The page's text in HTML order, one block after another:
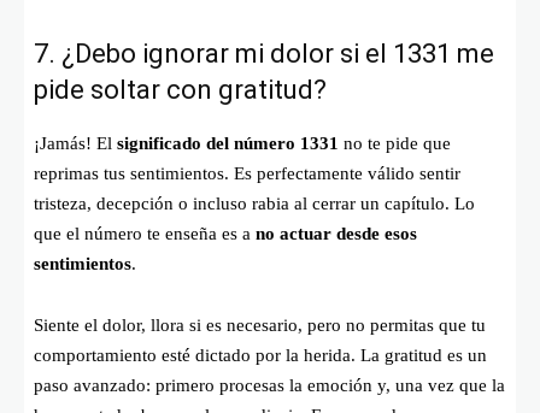
7. ¿Debo ignorar mi dolor si el 1331 me
pide soltar con gratitud?
¡Jamás! El significado del número 1331 no te pide que
reprimas tus sentimientos. Es perfectamente válido sentir
tristeza, decepción o incluso rabia al cerrar un capítulo. Lo
que el número te enseña es a no actuar desde esos
sentimientos.
Siente el dolor, llora si es necesario, pero no permitas que tu
comportamiento esté dictado por la herida. La gratitud es un
paso avanzado: primero procesas la emoción y, una vez que la